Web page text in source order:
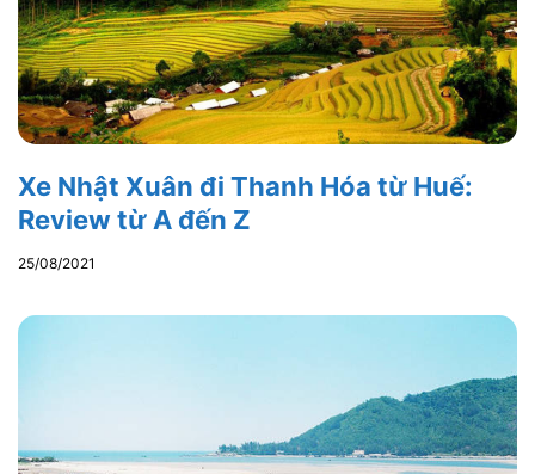
Xe Nhật Xuân đi Thanh Hóa từ Huế:
Review từ A đến Z
25/08/2021